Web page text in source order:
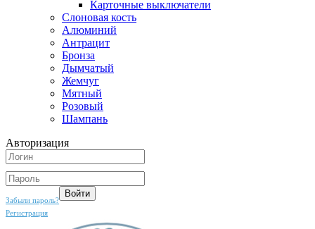
Карточные выключатели
Слоновая кость
Алюминий
Антрацит
Бронза
Дымчатый
Жемчуг
Мятный
Розовый
Шампань
Авторизация
Забыли пароль?
Регистрация